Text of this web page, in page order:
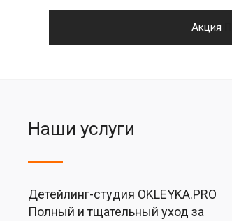
Акция
Наши услуги
Детейлинг-студия OKLEYKA.PRO
Полный и тщательный уход за